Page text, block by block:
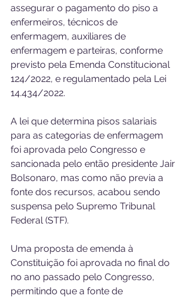
assegurar o pagamento do piso a
enfermeiros, técnicos de
enfermagem, auxiliares de
enfermagem e parteiras, conforme
previsto pela Emenda Constitucional
124/2022, e regulamentado pela Lei
14.434/2022.
A lei que determina pisos salariais
para as categorias de enfermagem
foi aprovada pelo Congresso e
sancionada pelo então presidente Jair
Bolsonaro, mas como não previa a
fonte dos recursos, acabou sendo
suspensa pelo Supremo Tribunal
Federal (STF).
Uma proposta de emenda à
Constituição foi aprovada no final do
no ano passado pelo Congresso,
permitindo que a fonte de